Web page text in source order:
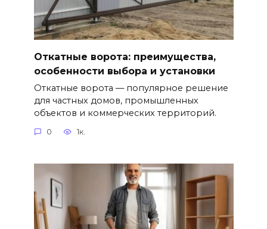
Откатные ворота: преимущества,
особенности выбора и установки
Откатные ворота — популярное решение
для частных домов, промышленных
объектов и коммерческих территорий.
0 1к.